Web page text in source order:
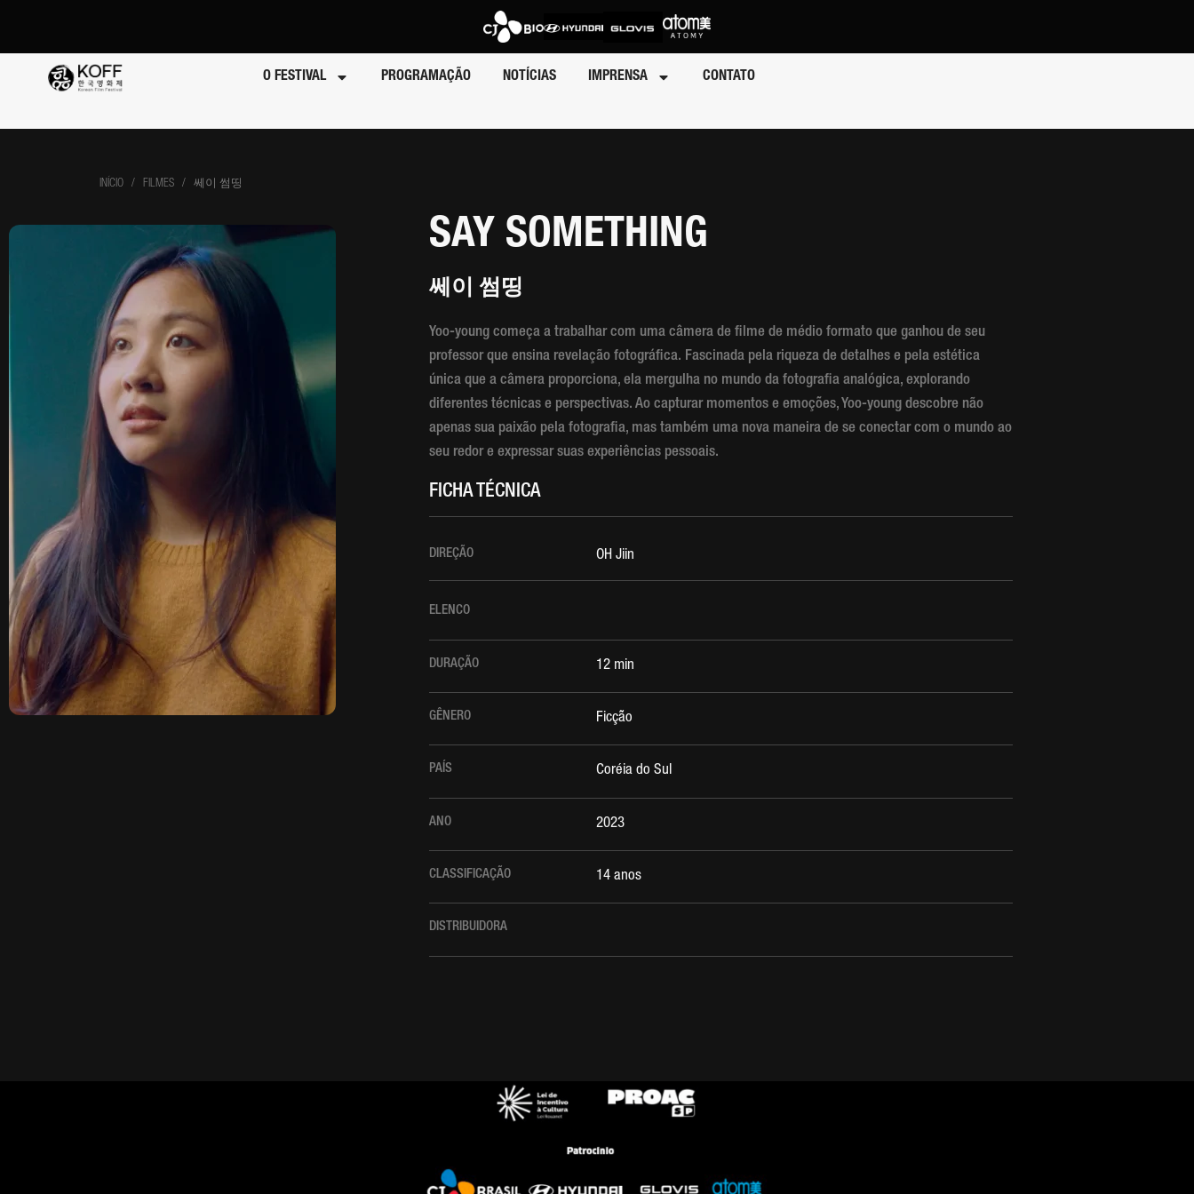
O FESTIVAL PROGRAMAÇÃO NOTÍCIAS IMPRENSA CONTATO
INÍCIO / FILMES / 쎄이 썸띵
SAY SOMETHING
쎄이 썸띵
Yoo-young começa a trabalhar com uma câmera de filme de médio formato que ganhou de seu
professor que ensina revelação fotográfica. Fascinada pela riqueza de detalhes e pela estética
única que a câmera proporciona, ela mergulha no mundo da fotografia analógica, explorando
diferentes técnicas e perspectivas. Ao capturar momentos e emoções, Yoo-young descobre não
apenas sua paixão pela fotografia, mas também uma nova maneira de se conectar com o mundo ao
seu redor e expressar suas experiências pessoais.
FICHA TÉCNICA
DIREÇÃO OH Jiin
ELENCO
DURAÇÃO 12 min
GÊNERO Ficção
PAÍS Coréia do Sul
ANO 2023
CLASSIFICAÇÃO 14 anos
DISTRIBUIDORA